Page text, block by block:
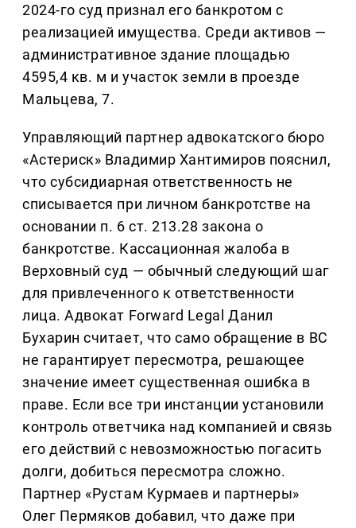
2024-го суд признал его банкротом с
реализацией имущества. Среди активов —
административное здание площадью
4595,4 кв. м и участок земли в проезде
Мальцева, 7.
Управляющий партнер адвокатского бюро
«Астериск» Владимир Хантимиров пояснил,
что субсидиарная ответственность не
списывается при личном банкротстве на
основании п. 6 ст. 213.28 закона о
банкротстве. Кассационная жалоба в
Верховный суд — обычный следующий шаг
для привлеченного к ответственности
лица. Адвокат Forward Legal Данил
Бухарин считает, что само обращение в ВС
не гарантирует пересмотра, решающее
значение имеет существенная ошибка в
праве. Если все три инстанции установили
контроль ответчика над компанией и связь
его действий с невозможностью погасить
долги, добиться пересмотра сложно.
Партнер «Рустам Курмаев и партнеры»
Олег Пермяков добавил, что даже при